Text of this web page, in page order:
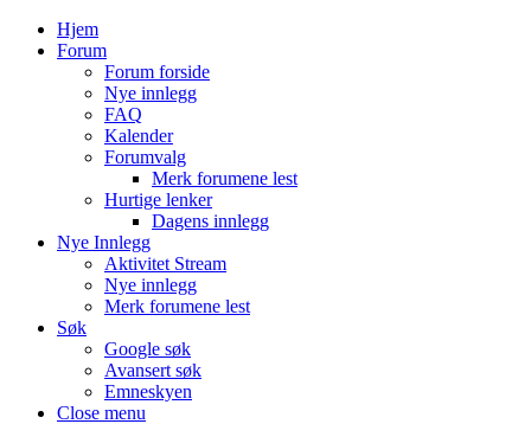
Hjem
Forum
Forum forside
Nye innlegg
FAQ
Kalender
Forumvalg
Merk forumene lest
Hurtige lenker
Dagens innlegg
Nye Innlegg
Aktivitet Stream
Nye innlegg
Merk forumene lest
Søk
Google søk
Avansert søk
Emneskyen
Close menu